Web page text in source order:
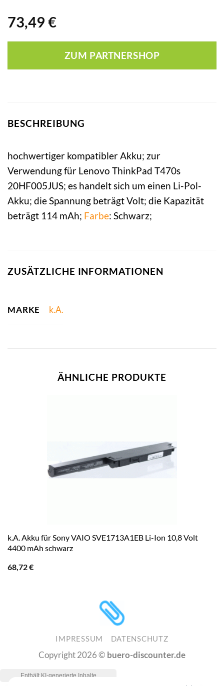
73,49 €
ZUM PARTNERSHOP
BESCHREIBUNG
hochwertiger kompatibler Akku; zur
Verwendung für Lenovo ThinkPad T470s
20HF005JUS; es handelt sich um einen Li-Pol-
Akku; die Spannung beträgt Volt; die Kapazität
beträgt 114 mAh; Farbe: Schwarz;
ZUSÄTZLICHE INFORMATIONEN
MARKE k.A.
ÄHNLICHE PRODUKTE
k.A. Akku für Sony VAIO SVE1713A1EB Li-Ion 10,8 Volt
4400 mAh schwarz
68,72€
IMPRESSUM DATENSCHUTZ
Copyright 2026 © buero-discounter.de